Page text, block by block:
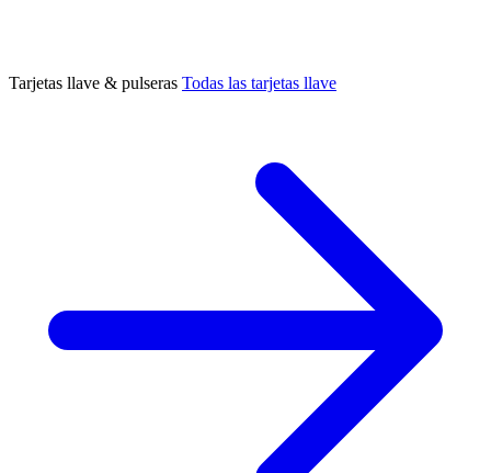
Tarjetas llave & pulseras Todas las tarjetas llave